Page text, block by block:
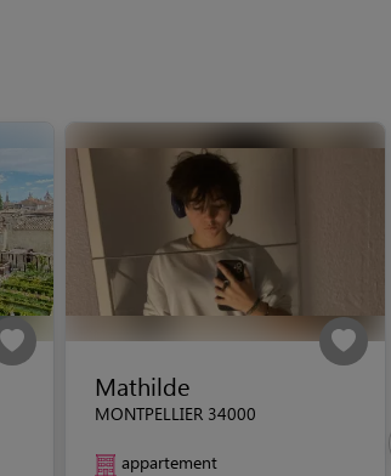
Mathilde
MONTPELLIER 34000
appartement